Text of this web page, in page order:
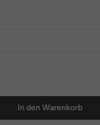
In den Warenkorb